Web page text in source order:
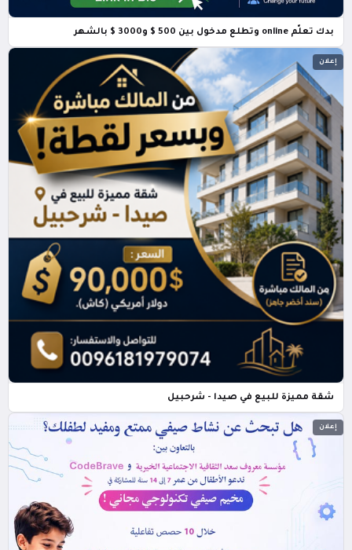
بدك تعلّم online وتطلع مدخول بين 500 $ و3000 $ بالشهر
إعلان
شقة مميزة للبيع في صيدا - شرحبيل
إعلان